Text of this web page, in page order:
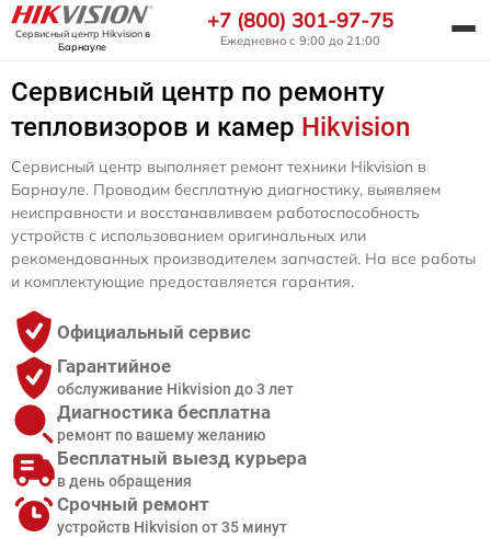
Сервисный центр Hikvisionв
Барнауле
+7 (800) 301-97-75
Ежедневно с 9:00 до 21:00
Сервисный центр по ремонту
тепловизоров и камер Hikvision
Сервисный центр выполняет ремонт техники Hikvision в
Барнауле. Проводим бесплатную диагностику, выявляем
неисправности и восстанавливаем работоспособность
устройств с использованием оригинальных или
рекомендованных производителем запчастей. На все работы
и комплектующие предоставляется гарантия.
Официальный сервис
Гарантийное
обслуживание Hikvision до 3 лет
Диагностика бесплатна
ремонт по вашему желанию
Бесплатный выезд курьера
в день обращения
Срочный ремонт
устройств Hikvision от 35 минут